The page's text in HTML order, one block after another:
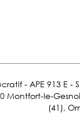
- APE 913 E -
Montfort-le-
(41),